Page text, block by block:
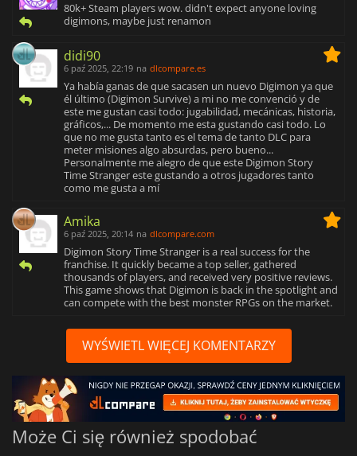
80k+ Steam players wow. didn't expect anyone loving
digimons, maybe just renamon
didi90
6 paź 2025, 22:19 na dlcompare.es
Ya había ganas de que sacasen un nuevo Digimon ya que
él último (Digimon Survive) a mi no me convenció y de
este me gustan casi todo: jugabilidad, mecánicas, historia,
gráficos,... De momento me esta gustando casi todo. Lo
que no me gusta tanto es el tema de tanto DLC para
meter misiones algo absurdas, pero bueno...
Personalmente me alegro de que este Digimon Story
Time Stranger este gustando a otros jugadores tanto
como me gusta a mí
Amika
6 paź 2025, 20:14 na dlcompare.com
Digimon Story Time Stranger is a real success for the
franchise. It quickly became a top seller, gathered
thousands of players, and received very positive reviews.
This game shows that Digimon is back in the spotlight and
can compete with the best monster RPGs on the market.
WYŚWIETL WIĘCEJ KOMENTARZY
Może Ci się również spodobać